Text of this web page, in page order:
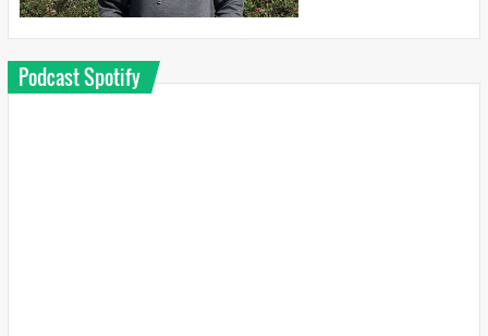
Podcast Spotify